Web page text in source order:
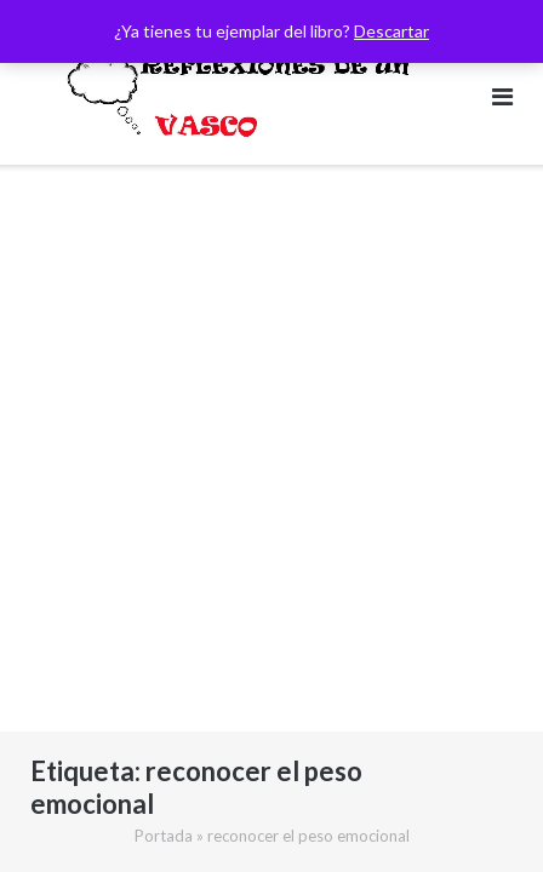
¿Ya tienes tu ejemplar del libro? Descartar
contenido
Etiqueta: reconocer el peso
emocional
Portada » reconocer el peso emocional